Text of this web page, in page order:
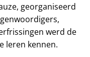
georganiseerd
werd de
leren kennen.